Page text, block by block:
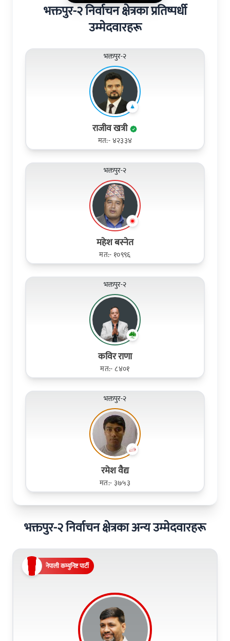
भक्तपुर-२ निर्वाचन क्षेत्रका प्रतिष्पर्धी
उम्मेदवारहरू
भक्तपुर-२
राजीव खत्री
मत:- ४२३३४
भक्तपुर-२
महेश बस्नेत
मत:- १०९९६
भक्तपुर-२
कविर राणा
मत:- ८४०१
भक्तपुर-२
रमेश व‌ैद्य
मत:- ३७५३
भक्तपुर-२ निर्वाचन क्षेत्रका अन्य उम्मेदवारहरू
नेपाली कम्युनिष्ट पार्टी